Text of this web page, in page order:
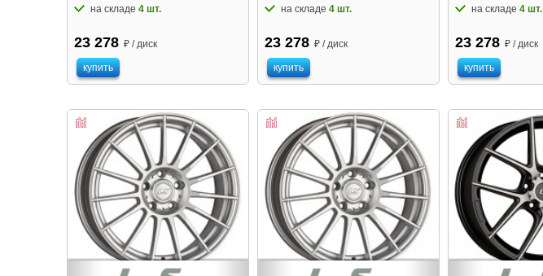
на складе 4 шт.
23 278 ₽ / диск
купить
на складе 4 шт.
23 278 ₽ / диск
купить
на складе 4 шт.
23 278 ₽ / диск
купить